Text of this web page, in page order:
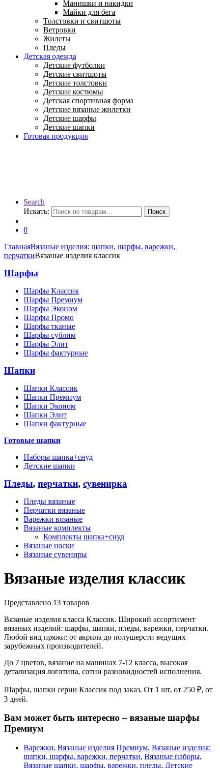
Манишки и накидки
Майки для бега
Толстовки и свитшоты
Ветровки
Жилеты
Пледы
Детская одежда
Детские футболки
Детские свитшоты
Детские толстовки
Детские костюмы
Детская спортивная форма
Детские вязаные жилетки
Детские шарфы
Детские шапки
Готовая продукция
Search
Искать:
Поиск
0
ГлавнаяВязаные изделия: шапки, шарфы, варежки,
перчаткиВязаные изделия классик
Шарфы
Шарфы Классик
Шарфы Премиум
Шарфы Эконом
Шарфы Промо
Шарфы тканые
Шарфы сублим
Шарфы Элит
Шарфы фактурные
Шапки
Шапки Классик
Шапки Премиум
Шапки Эконом
Шапки Элит
Шапки фактурные
Готовые шапки
Наборы шапка+снуд
Детские шапки
Пледы, перчатки, сувенирка
Пледы вязаные
Перчатки вязаные
Варежки вязаные
Вязаные комплекты
Комплекты шапка+снуд
Вязаные носки
Вязаные сувениры
Вязаные изделия классик
Представлено 13 товаров
Вязаные изделия класса Классик. Широкий ассортимент
вязаных изделий: шарфы, шапки, пледы, варежки, перчатки.
Любой вид пряжи: от акрила до полушерсти ведущих
зарубежных производителей.
До 7 цветов, вязание на машинах 7-12 класса, высокая
детализация логотипа, сотни разновидностей исполнения.
Шарфы, шапки серии Классик под заказ. От 1 шт, от 250 ₽, от
3 дней.
Вам может быть интересно – вязаные шарфы
Премиум
Варежки, Вязаные изделия Премиум, Вязаные изделия:
шапки, шарфы, варежки, перчатки, Вязаные наборы,
Вязаные шапки, шарфы, варежки, пледы, Детские